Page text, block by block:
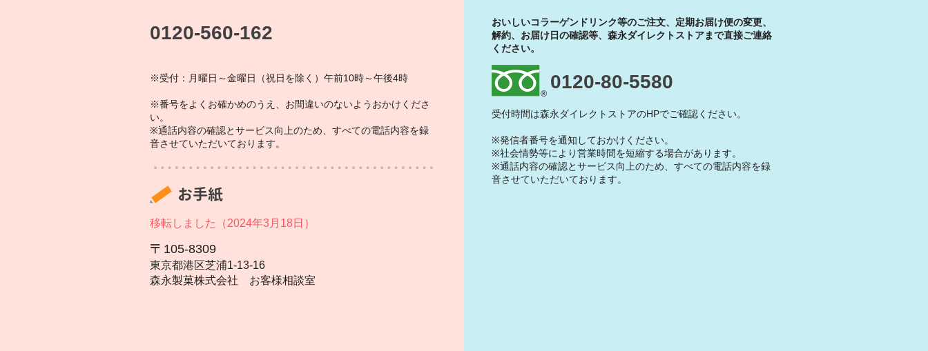
0120-560-162
※受付：月曜日～金曜日（祝日を除く）午前10時～午後4時
※番号をよくお確かめのうえ、お間違いのないようおかけくださ
い。
※通話内容の確認とサービス向上のため、すべての電話内容を録
音させていただいております。
お手紙
移転しました（2024年3月18日）
105‐8309
東京都港区芝浦1‐13‐16
森永製菓株式会社 お客様相談室
おいしいコラーゲンドリンク等のご注文、定期お届け便の変更、
解約、お届け日の確認等、森永ダイレクトストアまで直接ご連絡
ください。
0120-80-5580
受付時間は森永ダイレクトストアのHPでご確認ください。
※発信者番号を通知しておかけください。
※社会情勢等により営業時間を短縮する場合があります。
※通話内容の確認とサービス向上のため、すべての電話内容を録
音させていただいております。